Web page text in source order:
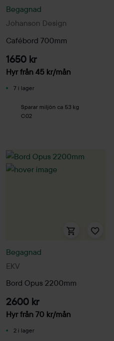
Johanson Design
Begagnad
Cafébord 700mm
1650 kr
Hyr från 45 kr/mån
7 i lager
Sparar miljön ca 53 kg
C02
EKV
Begagnad
Bord Opus 2200mm
2600 kr
Hyr från 70 kr/mån
2 i lager